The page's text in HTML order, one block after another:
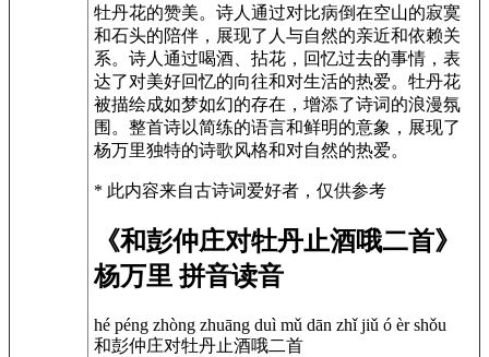
牡丹花的赞美。诗人通过对比病倒在空山的寂寞
和石头的陪伴，展现了人与自然的亲近和依赖关
系。诗人通过喝酒、拈花，回忆过去的事情，表
达了对美好回忆的向往和对生活的热爱。牡丹花
被描绘成如梦如幻的存在，增添了诗词的浪漫氛
围。整首诗以简练的语言和鲜明的意象，展现了
杨万里独特的诗歌风格和对自然的热爱。
* 此内容来自古诗词爱好者，仅供参考
《和彭仲庄对牡丹止酒哦二首》
杨万里 拼音读音
hé péng zhòng zhuāng duì mǔ dān zhǐ jiǔ ó èr shǒu
和彭仲庄对牡丹止酒哦二首